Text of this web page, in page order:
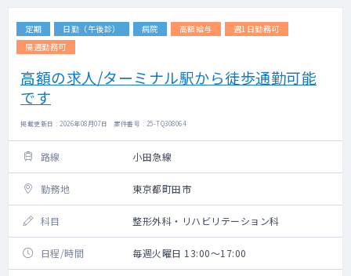
定期 日勤（午後診） 病院 高額給与
週1日勤務可
隔週勤務可
高額の求人/ターミナル駅から徒歩通勤可能
です
掲載更新日 : 2026年08月07日 案件番号 : 25-TQ308064
路線 小田急線
勤務地 東京都町田市
科目 整形外科・リハビリテーション科
日程/時間 毎週火曜日 13:00～17:00